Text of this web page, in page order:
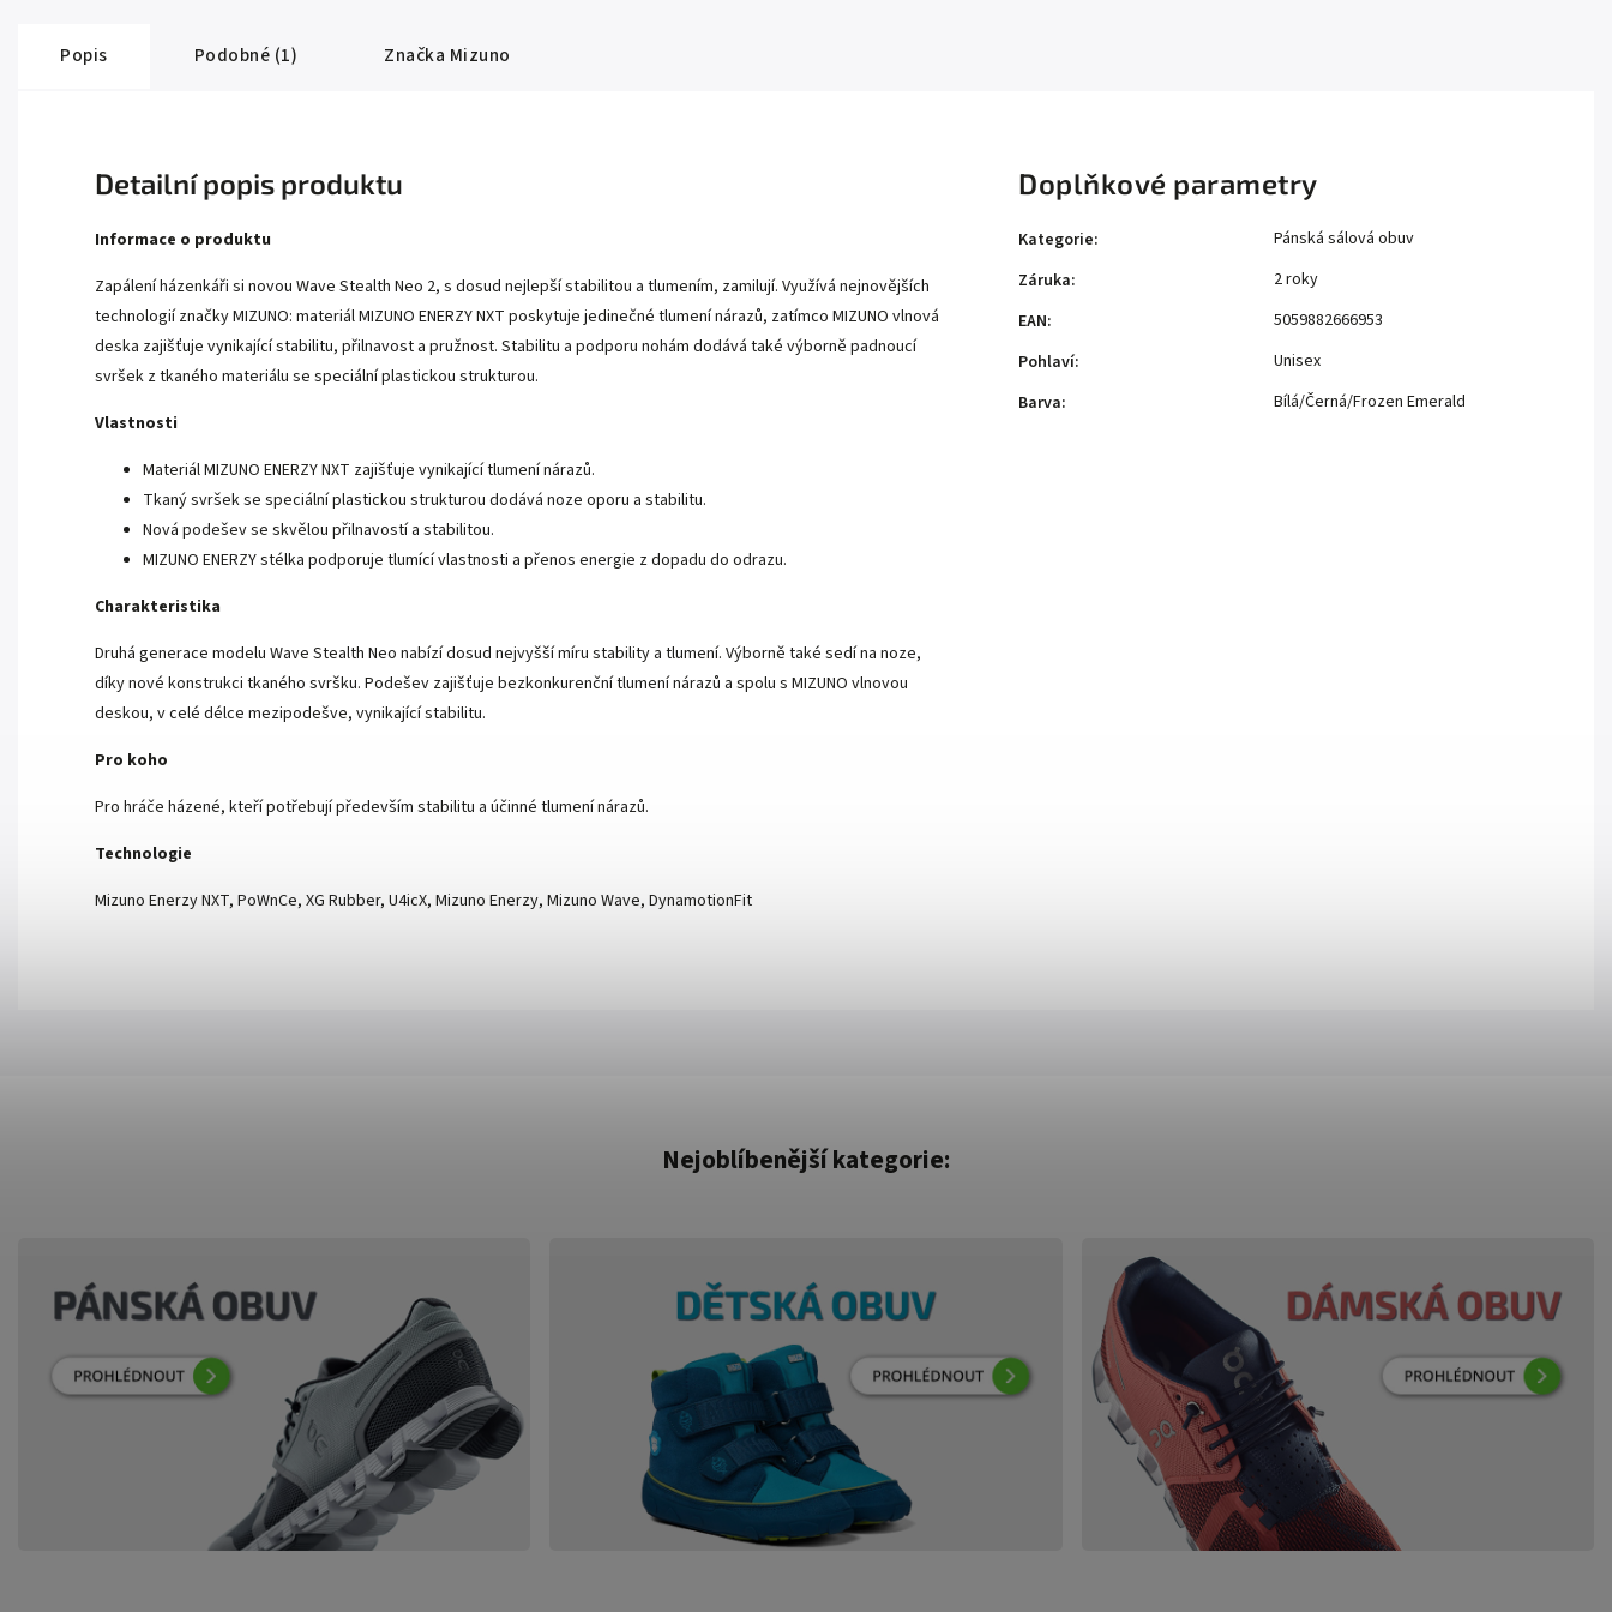
Popis Podobné (1) Značka Mizuno
Detailní popis produktu
Informace o produktu
Zapálení házenkáři si novou Wave Stealth Neo 2, s dosud nejlepší stabilitou a tlumením, zamilují. Využívá nejnovějších
technologií značky MIZUNO: materiál MIZUNO ENERZY NXT poskytuje jedinečné tlumení nárazů, zatímco MIZUNO vlnová
deska zajišťuje vynikající stabilitu, přilnavost a pružnost. Stabilitu a podporu nohám dodává také výborně padnoucí
svršek z tkaného materiálu se speciální plastickou strukturou.
Vlastnosti
Materiál MIZUNO ENERZY NXT zajišťuje vynikající tlumení nárazů.
Tkaný svršek se speciální plastickou strukturou dodává noze oporu a stabilitu.
Nová podešev se skvělou přilnavostí a stabilitou.
MIZUNO ENERZY stélka podporuje tlumící vlastnosti a přenos energie z dopadu do odrazu.
Charakteristika
Druhá generace modelu Wave Stealth Neo nabízí dosud nejvyšší míru stability a tlumení. Výborně také sedí na noze,
díky nové konstrukci tkaného svršku. Podešev zajišťuje bezkonkurenční tlumení nárazů a spolu s MIZUNO vlnovou
deskou, v celé délce mezipodešve, vynikající stabilitu.
Pro koho
Pro hráče házené, kteří potřebují především stabilitu a účinné tlumení nárazů.
Technologie
Mizuno Enerzy NXT, PoWnCe, XG Rubber, U4icX, Mizuno Enerzy, Mizuno Wave, DynamotionFit
Doplňkové parametry
Kategorie:
Pánská sálová obuv
Záruka:
2 roky
EAN:
5059882666953
Pohlaví:
Unisex
Barva: Bílá/Černá/Frozen Emerald
Nejoblíbenější kategorie: